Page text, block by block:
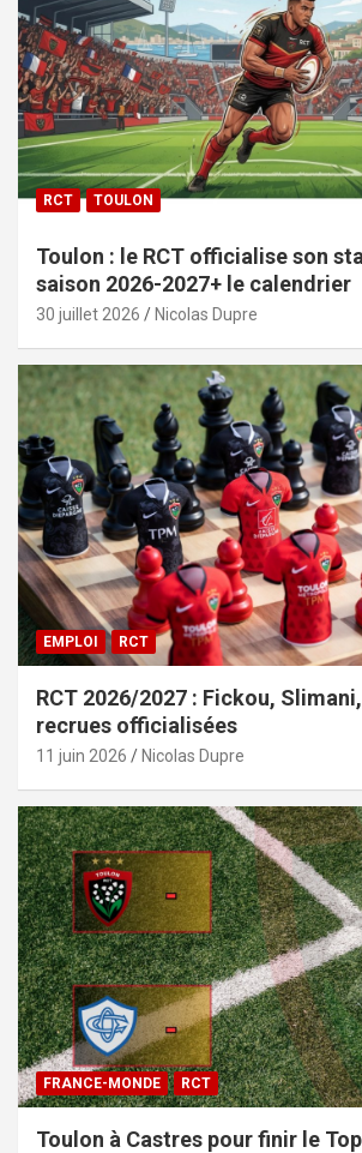
RCT TOULON
Toulon : le RCT officialise son
saison 2026-2027+ le calendrier
30 juillet 2026 Nicolas Dupre
EMPLOI RCT
RCT 2026/2027 : Fickou,
recrues officialisées
11 juin 2026 Nicolas Dupre
FRANCE-MONDE RCT
Toulon à Castres pour finir le